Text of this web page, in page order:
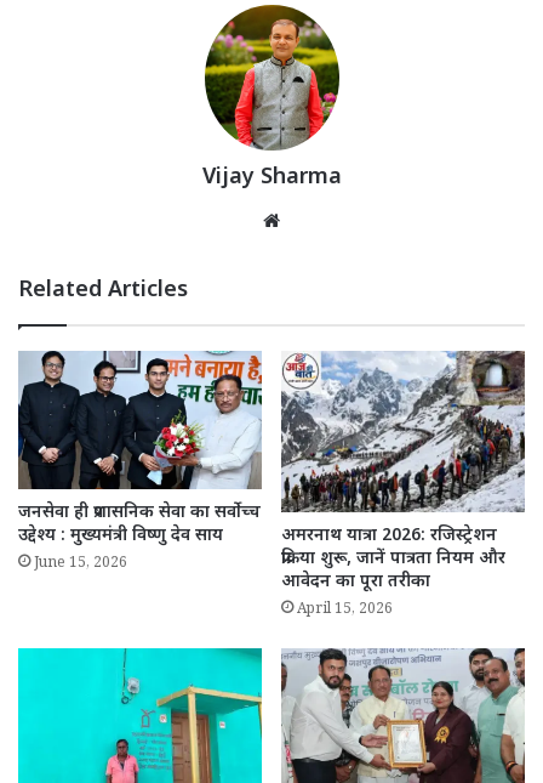
Vijay Sharma
Related Articles
जनसेवा ही प्रशासनिक सेवा का सर्वोच्च
उद्देश्य : मुख्यमंत्री विष्णु देव साय
June 15, 2026
अमरनाथ यात्रा 2026: रजिस्ट्रेशन
प्रक्रिया शुरू, जानें पात्रता नियम और
आवेदन का पूरा तरीका
April 15, 2026